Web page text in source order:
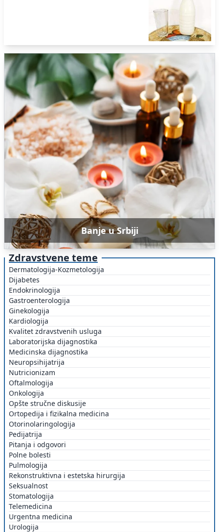
Banje u Srbiji
Zdravstvene teme
Dermatologija-Kozmetologija
Dijabetes
Endokrinologija
Gastroenterologija
Ginekologija
Kardiologija
Kvalitet zdravstvenih usluga
Laboratorijska dijagnostika
Medicinska dijagnostika
Neuropsihijatrija
Nutricionizam
Oftalmologija
Onkologija
Opšte stručne diskusije
Ortopedija i fizikalna medicina
Otorinolaringologija
Pedijatrija
Pitanja i odgovori
Polne bolesti
Pulmologija
Rekonstruktivna i estetska hirurgija
Seksualnost
Stomatologija
Telemedicina
Urgentna medicina
Urologija